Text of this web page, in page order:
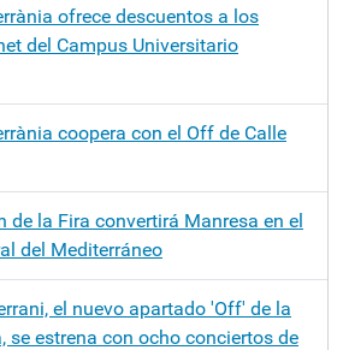
ofrece descuentos a los
del Campus Universitario
coopera con el Off de Calle
de la Fira convertirá Manresa en el
del Mediterráneo
el nuevo apartado 'Off' de la
se estrena con ocho conciertos de